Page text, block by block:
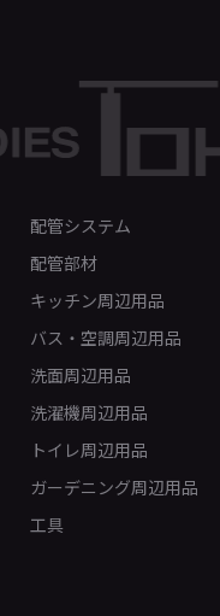
配管システム
配管部材
キッチン周辺用品
バス・空調周辺用品
洗面周辺用品
洗濯機周辺用品
トイレ周辺用品
ガーデニング周辺用品
工具